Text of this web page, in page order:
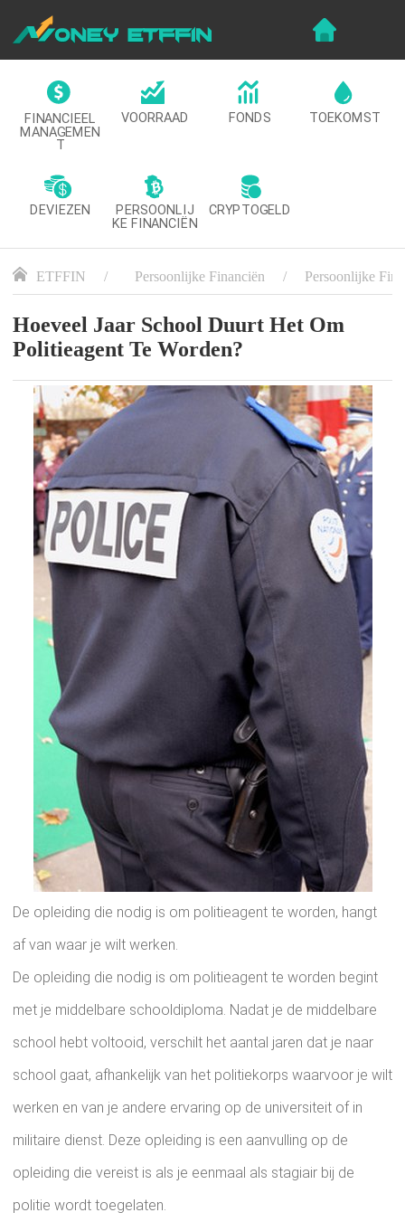
FINANCIEEL
MANAGEMEN
T
VOORRAAD FONDS TOEKOMST
DEVIEZEN PERSOONLIJ
KE FINANCIËN
CRYPTOGELD
ETFFIN Persoonlijke Financiën Persoonlijke
Hoeveel Jaar School Duurt Het Om
Politieagent Te Worden?
De opleiding die nodig is om politieagent te worden, hangt
af van waar je wilt werken.
De opleiding die nodig is om politieagent te worden begint
met je middelbare schooldiploma. Nadat je de middelbare
school hebt voltooid, verschilt het aantal jaren dat je naar
school gaat, afhankelijk van het politiekorps waarvoor je wilt
werken en van je andere ervaring op de universiteit of in
militaire dienst. Deze opleiding is een aanvulling op de
opleiding die vereist is als je eenmaal als stagiair bij de
politie wordt toegelaten.